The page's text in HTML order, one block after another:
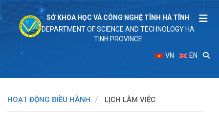
SỞ KHOA HỌC VÀ CÔNG NGHỆ TỈNH HÀ TĨNH
DEPARTMENT OF SCIENCE AND TECHNOLOGY HA
TINH PROVINCE
VN EN
HOẠT ĐỘNG ĐIỀU HÀNH LỊCH LÀM VIỆC